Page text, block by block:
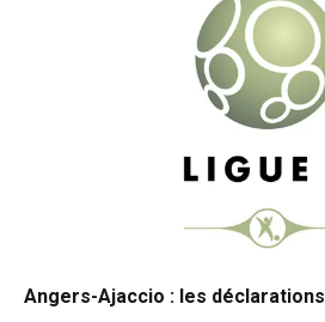
Angers-Ajaccio : les